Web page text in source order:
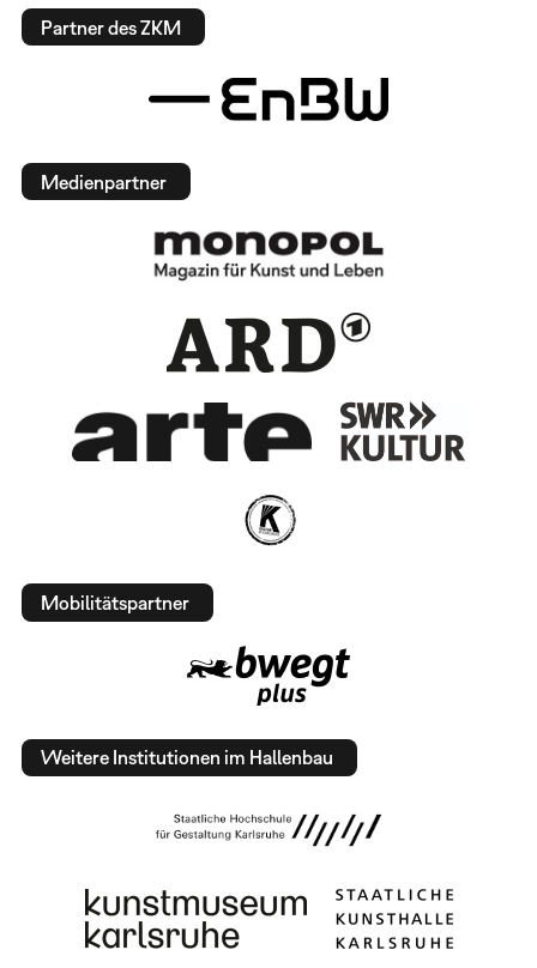
Partner des ZKM
Medienpartner
Mobilitätspartner
Weitere Institutionen im Hallenbau